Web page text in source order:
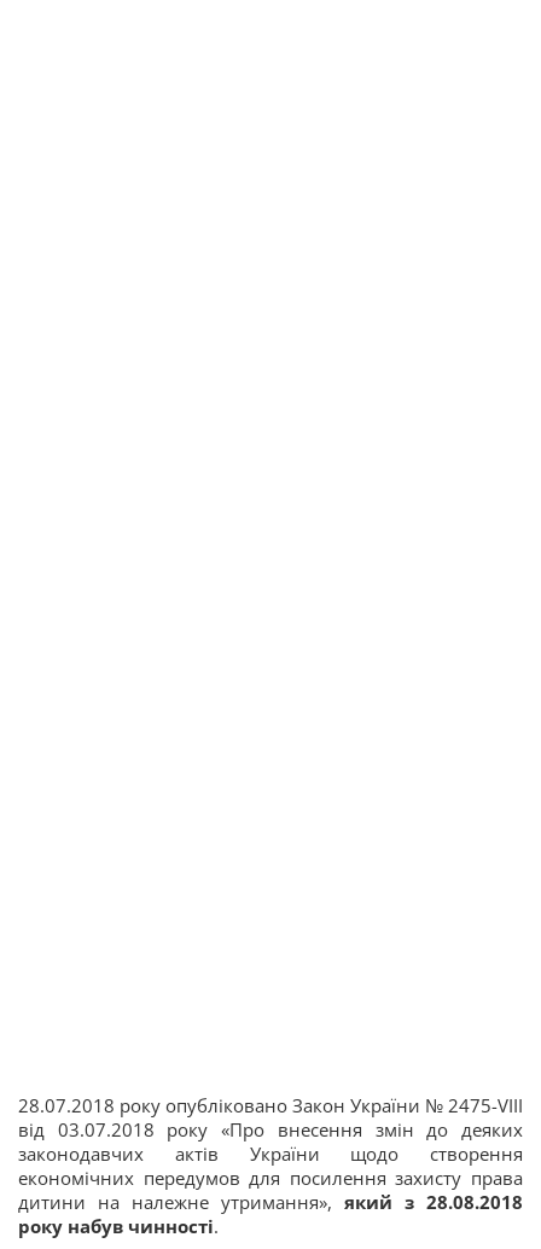
28.07.2018 року опубліковано Закон України № 2475-VIII
від 03.07.2018 року «Про внесення змін до деяких
законодавчих актів України щодо створення
економічних передумов для посилення захисту права
дитини на належне утримання», який з 28.08.2018
року набув чинності.